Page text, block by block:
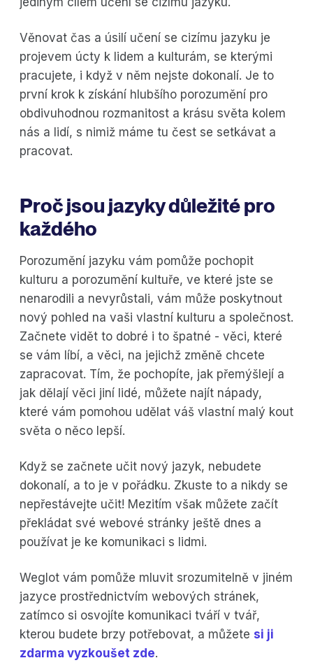
Věnovat čas a úsilí učení se cizímu jazyku je
projevem úcty k lidem a kulturám, se kterými
pracujete, i když v něm nejste dokonalí. Je to
první krok k získání hlubšího porozumění pro
obdivuhodnou rozmanitost a krásu světa kolem
nás a lidí, s nimiž máme tu čest se setkávat a
pracovat.
Proč jsou jazyky důležité pro
každého
Porozumění jazyku vám pomůže pochopit
kulturu a porozumění kultuře, ve které jste se
nenarodili a nevyrůstali, vám může poskytnout
nový pohled na vaši vlastní kulturu a společnost.
Začnete vidět to dobré i to špatné - věci, které
se vám líbí, a věci, na jejichž změně chcete
zapracovat. Tím, že pochopíte, jak přemýšlejí a
jak dělají věci jiní lidé, můžete najít nápady,
které vám pomohou udělat váš vlastní malý kout
světa o něco lepší.
Když se začnete učit nový jazyk, nebudete
dokonalí, a to je v pořádku. Zkuste to a nikdy se
nepřestávejte učit! Mezitím však můžete začít
překládat své webové stránky ještě dnes a
používat je ke komunikaci s lidmi.
Weglot vám pomůže mluvit srozumitelně v jiném
jazyce prostřednictvím webových stránek,
zatímco si osvojíte komunikaci tváří v tvář,
kterou budete brzy potřebovat, a můžete si ji
zdarma vyzkoušet zde.